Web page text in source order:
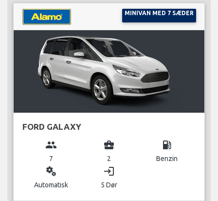
MINIVAN MED 7 SÆDER
FORD GALAXY
group
7
business_center
2
local_gas_station
Benzin
miscellaneous_services
Automatisk
login
5 Dør